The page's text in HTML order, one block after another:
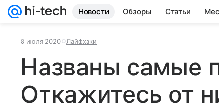
Новости Обзоры Статьи
8 июля 2020 Лайфхаки
Названы самые
Откажитесь от